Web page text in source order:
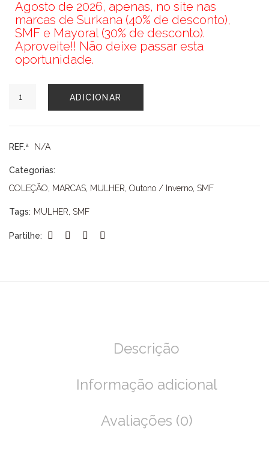
Agosto de 2026, apenas, no site nas
marcas de Surkana (40% de desconto),
SMF e Mayoral (30% de desconto).
Aproveite!! Não deixe passar esta
oportunidade.
de
SMF
ADICIONAR
REF.ª N/A
Categorias:
COLEÇÃO, MARCAS, MULHER, Outono / Inverno, SMF
Tags: MULHER, SMF
Partilhe:
Descrição
Informação adicional
Avaliações (0)